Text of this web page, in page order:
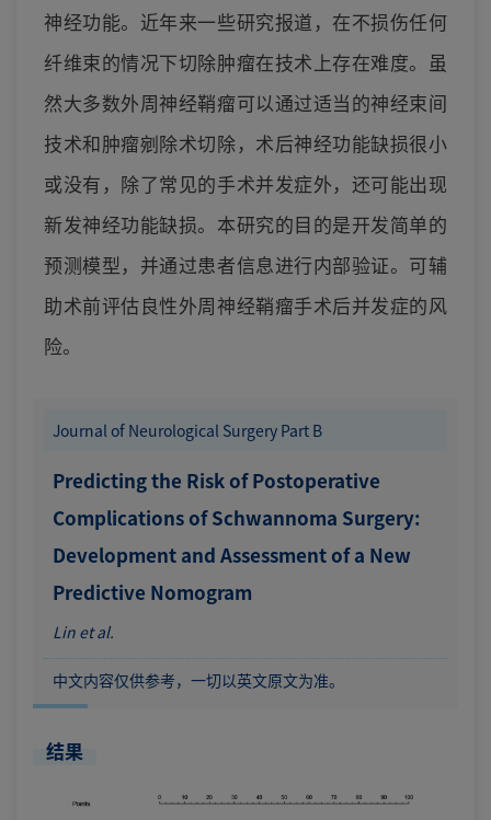
神经功能。近年来一些研究报道，在不损伤任何
纤维束的情况下切除肿瘤在技术上存在难度。虽
然大多数外周神经鞘瘤可以通过适当的神经束间
技术和肿瘤剜除术切除，术后神经功能缺损很小
或没有，除了常见的手术并发症外，还可能出现
新发神经功能缺损。本研究的目的是开发简单的
预测模型，并通过患者信息进行内部验证。可辅
助术前评估良性外周神经鞘瘤手术后并发症的风
险。
Journal of Neurological Surgery Part B
Predicting the Risk of Postoperative
Complications of Schwannoma Surgery:
Development and Assessment of a New
Predictive Nomogram
Lin et al.
中文内容仅供参考，一切以英文原文为准。
结果